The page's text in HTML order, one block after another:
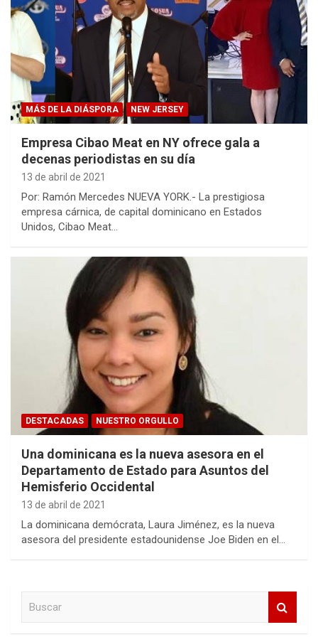
MÁS DE LA DIÁSPORA NEW JERSEY
Empresa Cibao Meat en NY ofrece gala a
decenas periodistas en su día
13 de abril de 2021
Por: Ramón Mercedes NUEVA YORK.- La prestigiosa
empresa cárnica, de capital dominicano en Estados
Unidos, Cibao Meat…
DESTACADAS NUESTRO ORGULLO
Una dominicana es la nueva asesora en el
Departamento de Estado para Asuntos del
Hemisferio Occidental
13 de abril de 2021
La dominicana demócrata, Laura Jiménez, es la nueva
asesora del presidente estadounidense Joe Biden en el…